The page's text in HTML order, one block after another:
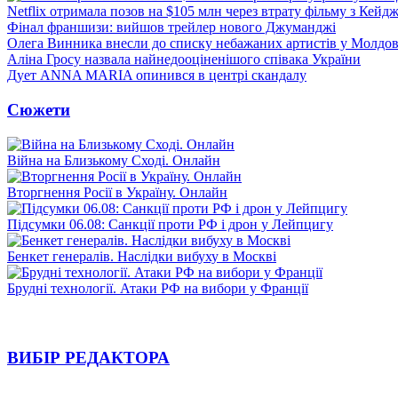
Netflix отримала позов на $105 млн через втрату фільму з
Фінал франшизи: вийшов трейлер нового Джуманджі
Олега Винника внесли до списку небажаних артистів у
Аліна Гросу назвала найнедооціненішого співака України
Дует ANNA MARIA опинився в центрі скандалу
Сюжети
Війна на Близькому Сході. Онлайн
Вторгнення Росії в Україну. Онлайн
Підсумки 06.08: Санкції проти РФ і дрон у Лейпцигу
Бенкет генералів. Наслідки вибуху в Москві
Брудні технології. Атаки РФ на вибори у Франції
ВИБІР РЕДАКТОРА